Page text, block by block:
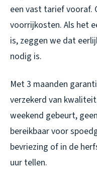
een vast tarief vooraf.
voorrijkosten. Als het
is, zeggen we dat
nodig is.
Met 3 maanden
verzekerd van
weekend gebeurt,
bereikbaar voor
bevriezing of in de
uur tellen.